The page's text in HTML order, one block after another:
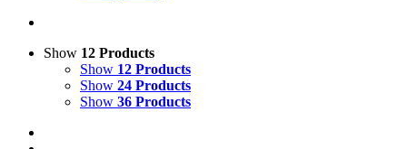
Show 12 Products
Show 12 Products
Show 24 Products
Show 36 Products